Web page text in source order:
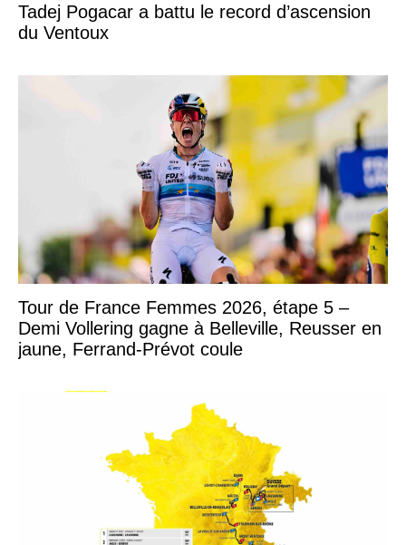
Tadej Pogacar a battu le record d’ascension
du Ventoux
Tour de France Femmes 2026, étape 5 –
Demi Vollering gagne à Belleville, Reusser en
jaune, Ferrand-Prévot coule